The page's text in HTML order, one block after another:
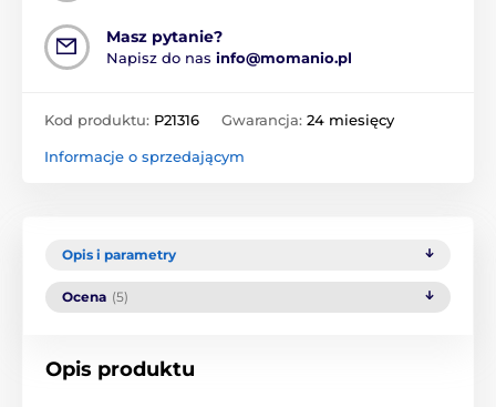
Masz pytanie?
Napisz do nas info@momanio.pl
Kod produktu: P21316 Gwarancja: 24 miesięcy
Informacje o sprzedającym
Opis i parametry
Ocena (5)
Opis produktu